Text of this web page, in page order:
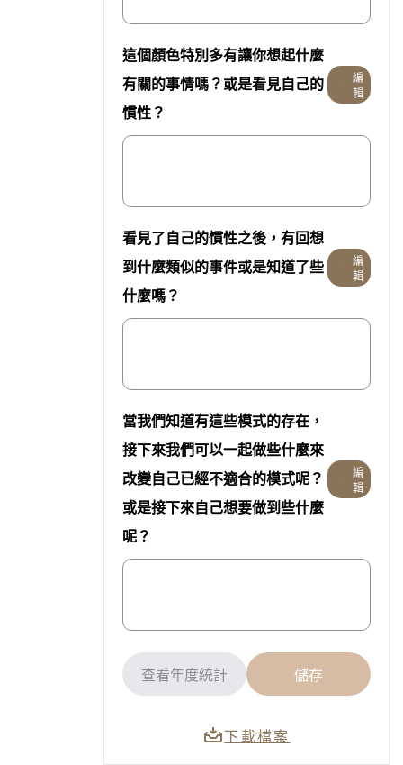
這個顏色特別多有讓你想起什麼
有關的事情嗎？或是看見自己的
慣性？
編
輯
看見了自己的慣性之後，有回想
到什麼類似的事件或是知道了些
什麼嗎？
編
輯
當我們知道有這些模式的存在，
接下來我們可以一起做些什麼來
改變自己已經不適合的模式呢？
或是接下來自己想要做到些什麼
呢？
編
輯
查看年度統計 儲存
下載檔案